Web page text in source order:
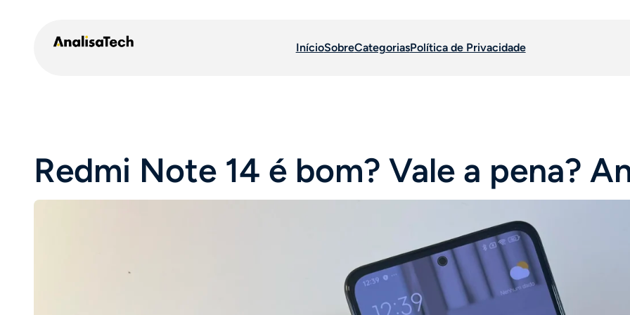
InícioSobreCategoriasPolítica de Privacidade
Redmi Note 14 é bom? Vale a pena?